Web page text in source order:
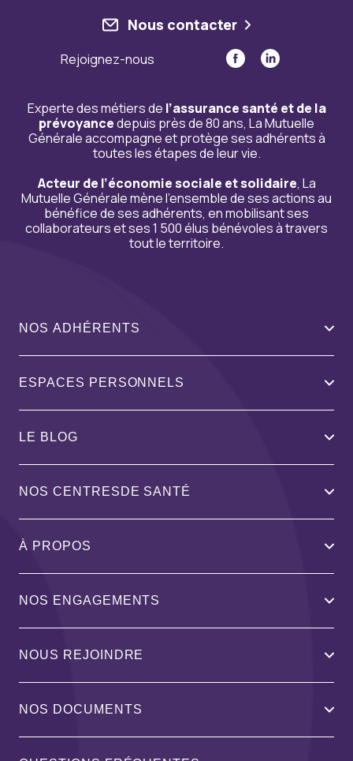
Nous contacter
Rejoignez-nous
Experte des métiers de l’assurance santé et de la
prévoyancedepuis près de 80 ans, La Mutuelle
Générale accompagne et protège ses adhérents à
toutes les étapes de leur vie.
Acteur de l’économie sociale et solidaire, La
Mutuelle Générale mène l’ensemble de ses actions au
bénéfice de ses adhérents, en mobilisant ses
collaborateurs et ses 1 500 élus bénévoles à travers
tout le territoire.
NOS ADHÉRENTS
ESPACES PERSONNELS
LE BLOG
NOS CENTRESDE SANTÉ
À PROPOS
NOS ENGAGEMENTS
NOUS REJOINDRE
NOS DOCUMENTS